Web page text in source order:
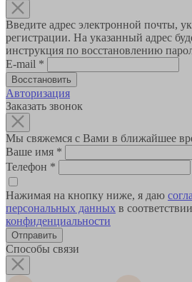
Введите адрес электронной почты,
регистрации. На указанный адрес
инструкция по восстановлению
E-mail *
Авторизация
Заказать звонок
Мы свяжемся с Вами в ближайшее
Ваше имя *
Телефон *
Нажимая на кнопку ниже, я даю
персональных данных в
конфиденциальности
Способы связи